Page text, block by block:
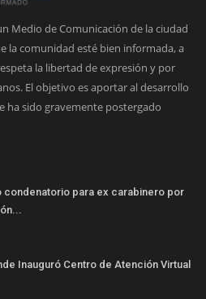
Medio de Comunicación de la ciudad
la comunidad esté bien informada, a
la libertad de expresión y por
El objetivo es aportar al desarrollo
ha sido gravemente postergado
condenatorio para ex carabinero por
Inauguró Centro de Atención Virtual